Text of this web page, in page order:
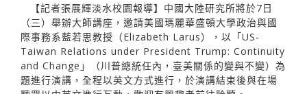
【記者張展輝淡水校園報導】中國大陸研究所將於7日
（三）舉辦大師講座，邀請美國瑪麗華盛頓大學政治與國
際事務系藍若思教授（Elizabeth Larus），以「US-
Taiwan Relations under President Trump: Continuity
and Change」（川普總統任內，臺美關係的變與不變）為
題進行演講，全程以英文方式進行，於演講結束後與在場